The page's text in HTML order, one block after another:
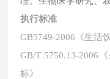
执行标准
GB5749-2006《生活
GB/T 5750.13-2006
标》